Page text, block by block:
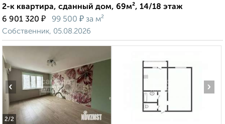
2-к квартира, сданный дом, 69м², 14/18 этаж
6 901 320 ₽ 99 500 ₽ за м²
Собственник, 05.08.2026
2/2
‹ ›